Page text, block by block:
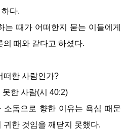
다.
는 때가 어떠한지 묻는 이들에게
의 때와 같다고 하셨다.
떠한 사람인가?
못한 사람(시 40:2)
소돔으로 향한 이유는 욕심 때문
귀한 것임을 깨닫지 못했다.